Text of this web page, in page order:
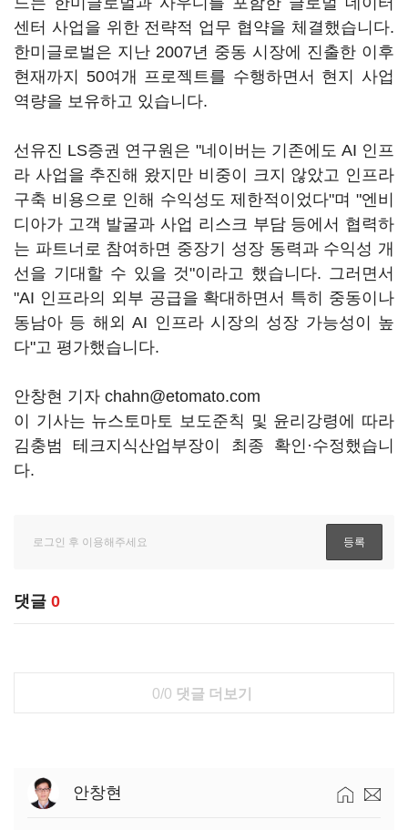
센터 사업을 위한 전략적 업무 협약을 체결했습니다.
한미글로벌은 지난 2007년 중동 시장에 진출한 이후
현재까지 50여개 프로젝트를 수행하면서 현지 사업
역량을 보유하고 있습니다.
선유진 LS증권 연구원은 "네이버는 기존에도 AI 인프
라 사업을 추진해 왔지만 비중이 크지 않았고 인프라
구축 비용으로 인해 수익성도 제한적이었다"며 "엔비
디아가 고객 발굴과 사업 리스크 부담 등에서 협력하
는 파트너로 참여하면 중장기 성장 동력과 수익성 개
선을 기대할 수 있을 것"이라고 했습니다. 그러면서
"AI 인프라의 외부 공급을 확대하면서 특히 중동이나
동남아 등 해외 AI 인프라 시장의 성장 가능성이 높
다"고 평가했습니다.
안창현 기자 chahn@etomato.com
이 기사는 뉴스토마토 보도준칙 및 윤리강령에 따라
김충범 테크지식산업부장이 최종 확인·수정했습니
다.
댓글 0
0/0 댓글 더보기
안창현